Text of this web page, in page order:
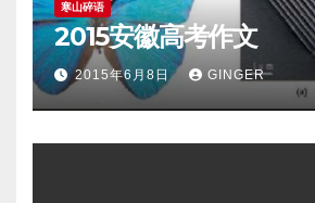
寒山碎语
2015安徽高考作文
2015年6月8日 GINGER